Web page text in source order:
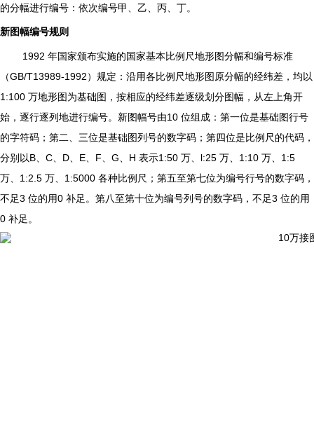
的分幅进行编号：依次编号甲、乙、丙、丁。
新图幅编号规则
1992 年国家颁布实施的国家基本比例尺地形图分幅和编号标准
（GB/T13989-1992）规定：沿用各比例尺地形图原分幅的经纬差，均以
1:100 万地形图为基础图，按相应的经纬差逐级划分图幅，从左上角开
始，逐行逐列地进行编号。新图幅号由10 位组成：第一位是基础图行号
的字符码；第二、三位是基础图列号的数字码；第四位是比例尺的代码，
分别以B、C、D、E、F、G、H 表示1:50 万、l:25 万、1:10 万、1:5
万、1:2.5 万、1:5000 各种比例尺；第五至第七位为编号行号的数字码，
不足3 位的用0 补足。第八至第十位为编号列号的数字码，不足3 位的用
0 补足。